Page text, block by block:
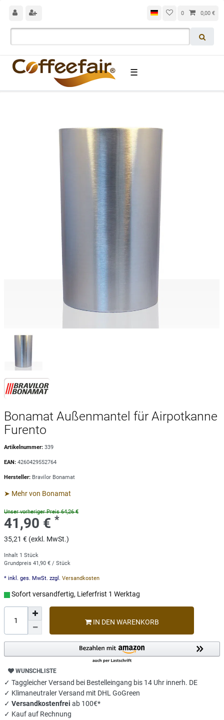
0 0,00 €
☰
Bonamat Außenmantel für Airpotkanne
Furento
Artikelnummer: 339
EAN: 4260429552764
Hersteller: Bravilor Bonamat
➤ Mehr von Bonamat
Unser vorheriger Preis 64,26 €
41,90 € *
35,21 € (exkl. MwSt.)
Inhalt 1 Stück
Grundpreis 41,90 € / Stück
* inkl. ges. MwSt. zzgl. Versandkosten
Sofort versandfertig, Lieferfrist 1 Werktag
IN DEN WARENKORB
WUNSCHLISTE
✓ Taggleicher Versand bei Bestelleingang bis 14 Uhr innerh. DE
✓ Klimaneutraler Versand mit DHL GoGreen
✓ Versandkostenfrei ab 100€*
✓ Kauf auf Rechnung